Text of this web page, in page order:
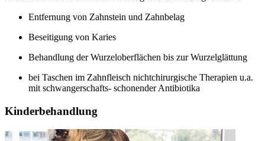
Entfernung von Zahnstein und Zahnbelag
Beseitigung von Karies
Behandlung der Wurzeloberflächen bis zur Wurzelglättung
bei Taschen im Zahnfleisch nichtchirurgische Therapien u.a.
mit schwangerschafts- schonender Antibiotika
Kinderbehandlung